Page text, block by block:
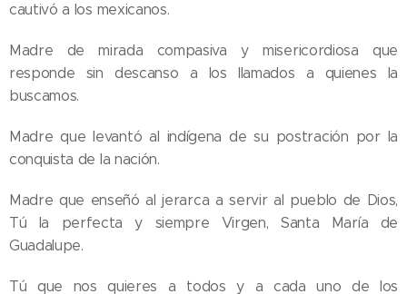
cautivó a los mexicanos.
Madre de mirada compasiva y misericordiosa que
responde sin descanso a los llamados a quienes la
buscamos.
Madre que levantó al indígena de su postración por la
conquista de la nación.
Madre que enseñó al jerarca a servir al pueblo de Dios,
Tú la perfecta y siempre Virgen, Santa María de
Guadalupe.
Tú que nos quieres a todos y a cada uno de los